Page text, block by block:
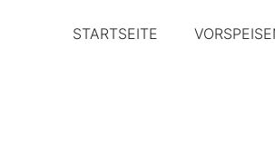
STARTSEITE